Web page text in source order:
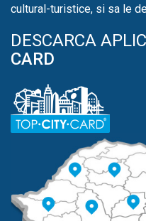
cultural-turistice, si sa le
DESCARCA
CARD